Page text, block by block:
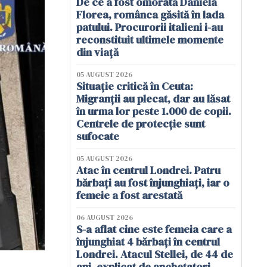
Florea, românca găsită în lada
patului. Procurorii italieni i-au
reconstituit ultimele momente
din viață
05 AUGUST 2026
Situație critică în Ceuta:
Migranții au plecat, dar au lăsat
în urma lor peste 1.000 de copii.
Centrele de protecție sunt
sufocate
05 AUGUST 2026
Atac în centrul Londrei. Patru
bărbați au fost înjunghiați, iar o
femeie a fost arestată
06 AUGUST 2026
S-a aflat cine este femeia care a
înjunghiat 4 bărbați în centrul
Londrei. Atacul Stellei, de 44 de